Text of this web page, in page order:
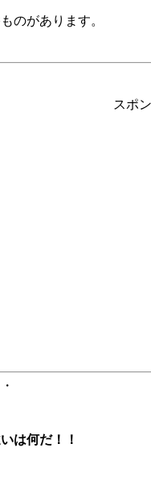
のがあります。
スポ
は何だ！！